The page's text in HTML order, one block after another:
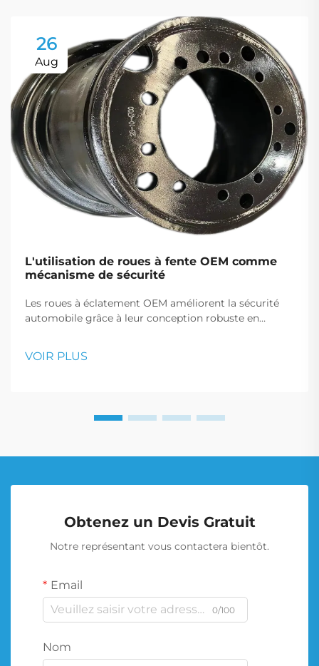
26
Aug
L'utilisation de roues à fente OEM comme
mécanisme de sécurité
Les roues à éclatement OEM améliorent la sécurité
automobile grâce à leur conception robuste en
VOIR PLUS
Obtenez un Devis Gratuit
Notre représentant vous contactera bientôt.
Email
0/100
Nom